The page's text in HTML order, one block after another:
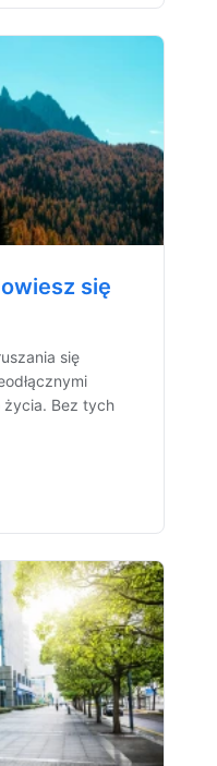
się
się
życia. Bez tych